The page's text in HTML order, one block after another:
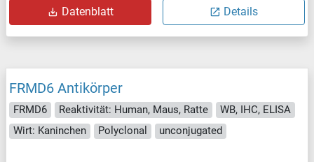
Datenblatt Details
FRMD6 Antikörper
FRMD6 Reaktivität: Human, Maus, Ratte
WB, IHC, ELISA
Wirt: Kaninchen
Polyclonal unconjugated